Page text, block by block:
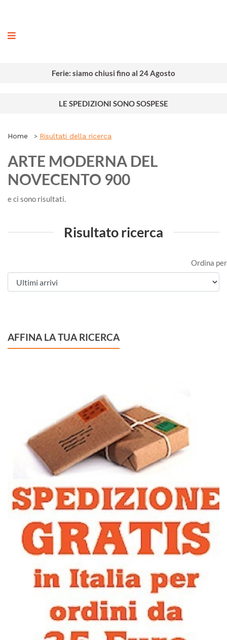
Ferie: siamo chiusi fino al 24 Agosto
LE SPEDIZIONI SONO SOSPESE
Home Risultati della ricerca
ARTE MODERNA DEL
NOVECENTO 900
e ci sono risultati.
Risultato ricerca
AFFINA LA TUA RICERCA
Ordina per